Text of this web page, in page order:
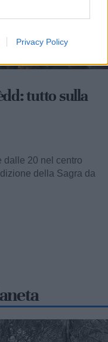
Privacy Policy
tutto sulla
dalle 20 nel centro
della Sagra da